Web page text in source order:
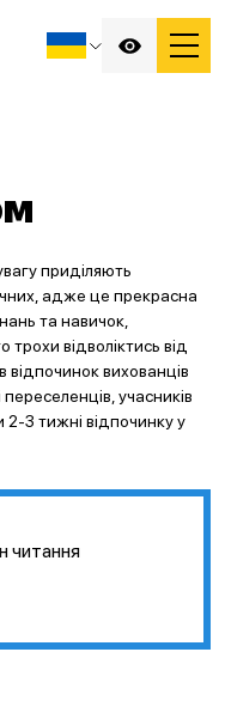
приділяють
адже це прекрасна
та навичок,
відволіктись від
відпочинок вихованців
учасників
3 тижні відпочинку у
читання